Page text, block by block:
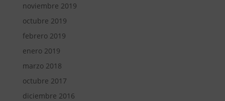
noviembre 2019
octubre 2019
febrero 2019
enero 2019
marzo 2018
octubre 2017
diciembre 2016